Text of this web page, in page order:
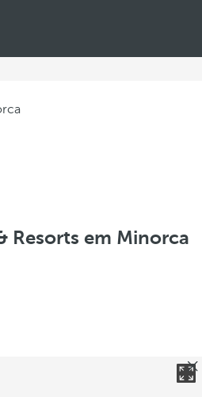
Resorts em Minorca